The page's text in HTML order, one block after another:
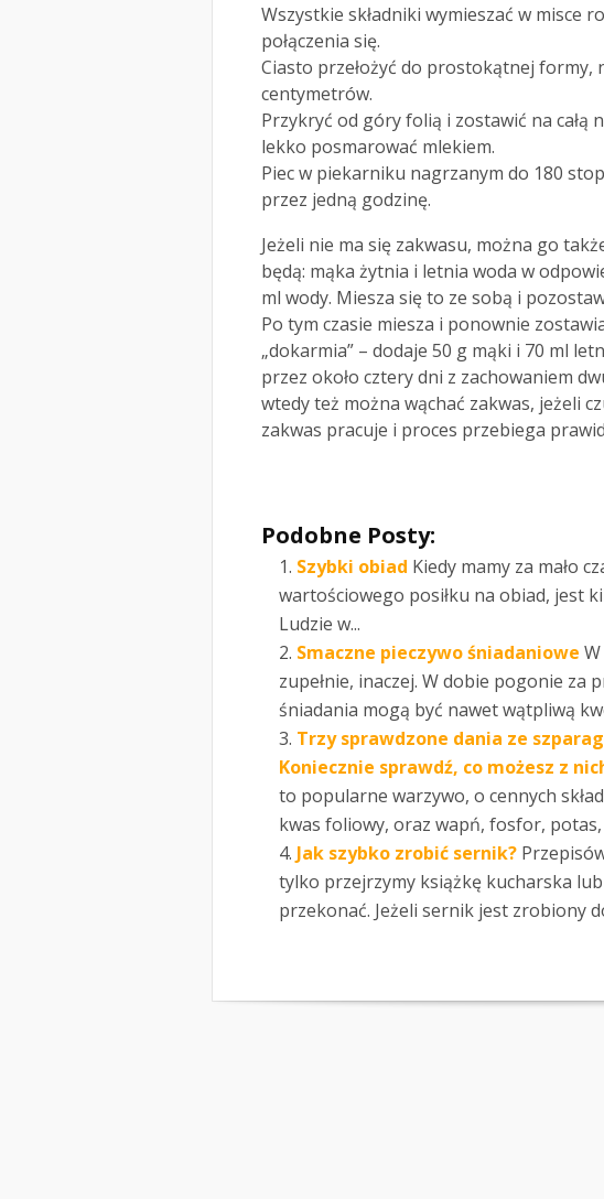
Wszystkie składniki wymieszać w misce
połączenia się.
Ciasto przełożyć do prostokątnej formy,
centymetrów.
Przykryć od góry folią i zostawić na całą
lekko posmarować mlekiem.
Piec w piekarniku nagrzanym do 180
przez jedną godzinę.
Jeżeli nie ma się zakwasu, można go
będą: mąka żytnia i letnia woda w
ml wody. Miesza się to ze sobą i
Po tym czasie miesza i ponownie
„dokarmia” – dodaje 50 g mąki i 70 ml
przez około cztery dni z zachowaniem
wtedy też można wąchać zakwas, jeżeli
zakwas pracuje i proces przebiega
Podobne Posty:
Szybki obiad Kiedy mamy za mało
wartościowego posiłku na obiad, jest
Ludzie w...
Smaczne pieczywo śniadaniowe
zupełnie, inaczej. W dobie pogonie za
śniadania mogą być nawet wątpliwą
Trzy sprawdzone dania ze
Koniecznie sprawdź, co możesz z
to popularne warzywo, o cennych
kwas foliowy, oraz wapń, fosfor, potas,
Jak szybko zrobić sernik?
tylko przejrzymy książkę kucharska
przekonać. Jeżeli sernik jest zrobiony